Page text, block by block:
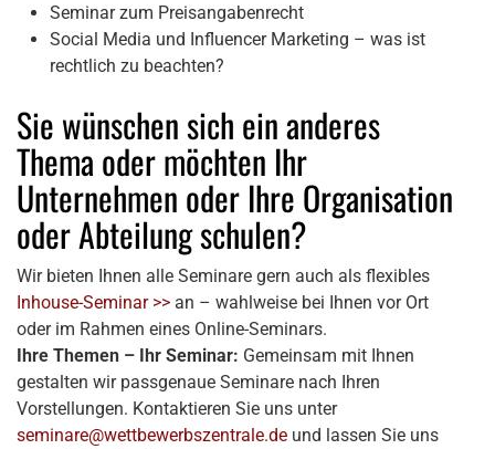
Seminar zum Preisangabenrecht
Social Media und Influencer Marketing – was ist
rechtlich zu beachten?
Sie wünschen sich ein anderes
Thema oder möchten Ihr
Unternehmen oder Ihre Organisation
oder Abteilung schulen?
Wir bieten Ihnen alle Seminare gern auch als flexibles
Inhouse-Seminar >> an – wahlweise bei Ihnen vor Ort
oder im Rahmen eines Online-Seminars.
Ihre Themen – Ihr Seminar: Gemeinsam mit Ihnen
gestalten wir passgenaue Seminare nach Ihren
Vorstellungen. Kontaktieren Sie uns unter
seminare@wettbewerbszentrale.de und lassen Sie uns